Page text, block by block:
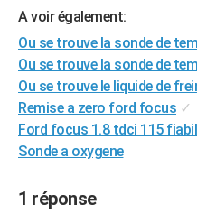
WEEK-END
Guides de France
Escapades
Patrimoine
Expositions
Musées
Week-end nature
+LIFESTYLE
Art de vivre
Bien-être
Loisirs
ModeModes de vie
SANTE
Alimentation
Guide de la santé
Maladies
Médicaments
Sommeil
Destinations
City break
Voyage nature
Voyage de noces
Forum
Climat
+PHOTO
GUIDES D'ACHAT
A voir également:
Ou se trouve la sonde de
Ou se trouve la sonde de
Ou se trouve le liquide de
Remise a zero ford focus ✓
Ford focus 1.8 tdci 115
Sonde a oxygene
1 réponse